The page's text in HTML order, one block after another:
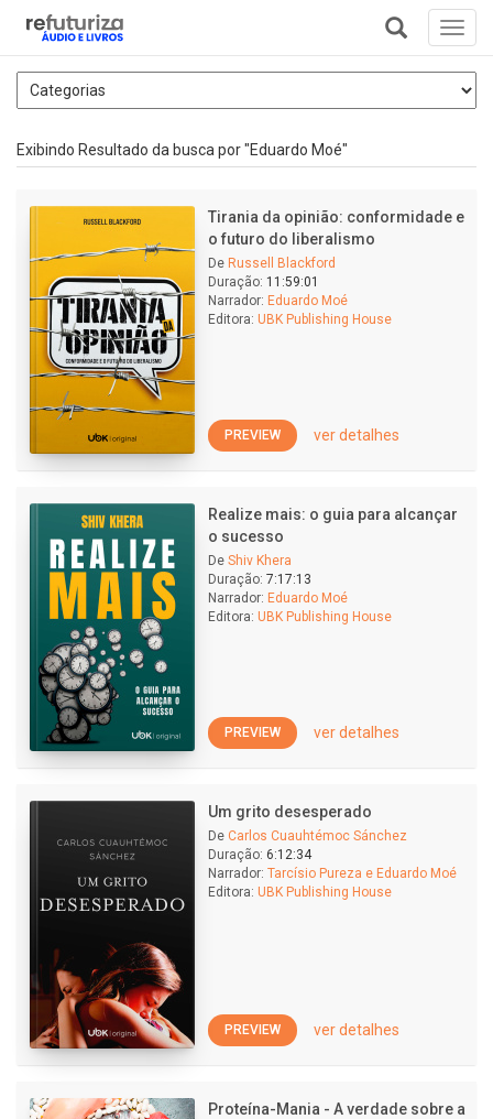
+
Exibindo Resultado da busca por "Eduardo Moé"
Tirania da opinião: conformidade e
o futuro do liberalismo
De Russell Blackford
Duração: 11:59:01
Narrador: Eduardo Moé
Editora: UBK Publishing House
PREVIEW ver detalhes
Realize mais: o guia para alcançar
o sucesso
De Shiv Khera
Duração: 7:17:13
Narrador: Eduardo Moé
Editora: UBK Publishing House
PREVIEW ver detalhes
Um grito desesperado
De Carlos Cuauhtémoc Sánchez
Duração: 6:12:34
Narrador: Tarcísio Pureza e Eduardo Moé
Editora: UBK Publishing House
PREVIEW ver detalhes
Proteína-Mania - A verdade sobre a